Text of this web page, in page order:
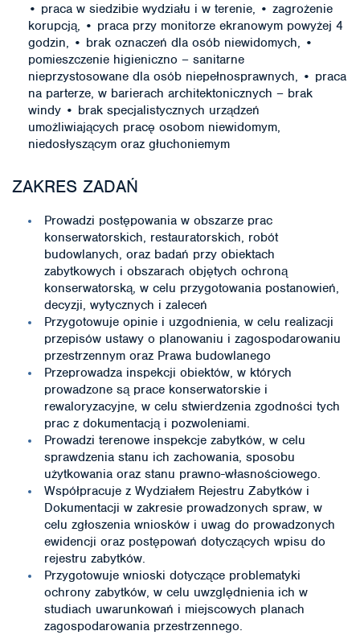
• praca w siedzibie wydziału i w terenie, • zagrożenie
korupcją, • praca przy monitorze ekranowym powyżej 4
godzin, • brak oznaczeń dla osób niewidomych, •
pomieszczenie higieniczno – sanitarne
nieprzystosowane dla osób niepełnosprawnych, • praca
na parterze, w barierach architektonicznych – brak
windy • brak specjalistycznych urządzeń
umożliwiających pracę osobom niewidomym,
niedosłyszącym oraz głuchoniemym
ZAKRES ZADAŃ
Prowadzi postępowania w obszarze prac
konserwatorskich, restauratorskich, robót
budowlanych, oraz badań przy obiektach
zabytkowych i obszarach objętych ochroną
konserwatorską, w celu przygotowania postanowień,
decyzji, wytycznych i zaleceń
Przygotowuje opinie i uzgodnienia, w celu realizacji
przepisów ustawy o planowaniu i zagospodarowaniu
przestrzennym oraz Prawa budowlanego
Przeprowadza inspekcji obiektów, w których
prowadzone są prace konserwatorskie i
rewaloryzacyjne, w celu stwierdzenia zgodności tych
prac z dokumentacją i pozwoleniami.
Prowadzi terenowe inspekcje zabytków, w celu
sprawdzenia stanu ich zachowania, sposobu
użytkowania oraz stanu prawno-własnościowego.
Współpracuje z Wydziałem Rejestru Zabytków i
Dokumentacji w zakresie prowadzonych spraw, w
celu zgłoszenia wniosków i uwag do prowadzonych
ewidencji oraz postępowań dotyczących wpisu do
rejestru zabytków.
Przygotowuje wnioski dotyczące problematyki
ochrony zabytków, w celu uwzględnienia ich w
studiach uwarunkowań i miejscowych planach
zagospodarowania przestrzennego.